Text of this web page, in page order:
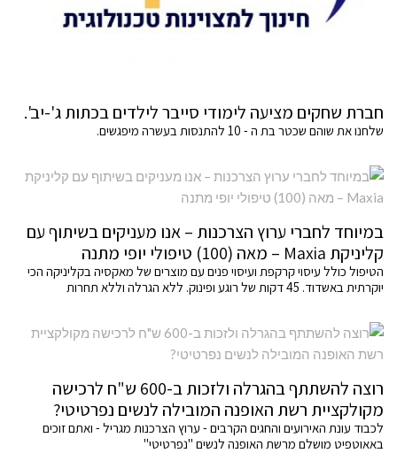
חברת שחקים מציעה לימודי סייבר לילדים בכתות ג'-יב'.
שלחנו את שוהם שכטר בת ה - 10 להתנסות בעשרה מיפגשים.
במיוחד לחברי ערוץ הצרכנות – אנו מעניקים בשיתוף עם
קליניקת Maxia – מאה (100) טיפולי יופי מתנה
הטיפול כולל עיסוי קרקפת ועיסוי פנים עם מוצרים של מאקסיה בקליניקה הכי
יוקרתית באשדוד. 45 דקות של רוגע ופינוק. ללא הגרלה וללא תחרות
רוצה להשתתף בהגרלה ולזכות ב-600 ש"ח לרכישה
מקולקציית רשת האופנה המובילה לנשים נפרטיטי?
לכבוד עונת האירועים והחגים הקרבים - ערוץ הצרכנות מגריל - ואתם זוכים
באאוטפיט מושלם מרשת האופנה לנשים "נפרטיטי"